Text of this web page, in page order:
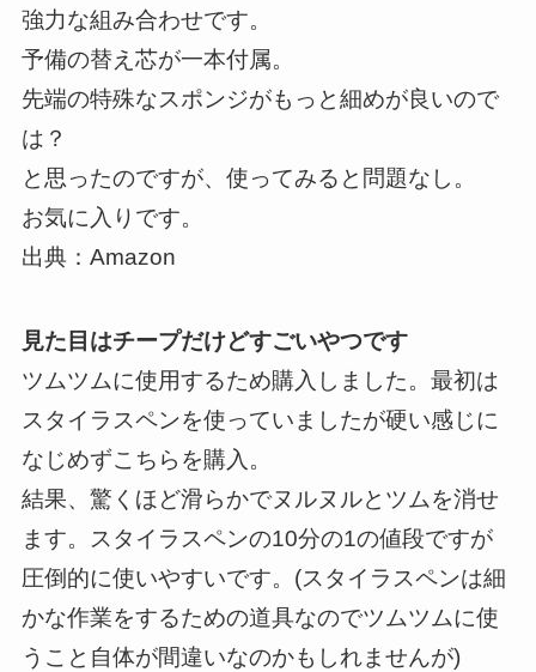
強力な組み合わせです。
予備の替え芯が一本付属。
先端の特殊なスポンジがもっと細めが良いので
は？
と思ったのですが、使ってみると問題なし。
お気に入りです。
出典：Amazon
見た目はチープだけどすごいやつです
ツムツムに使用するため購入しました。最初は
スタイラスペンを使っていましたが硬い感じに
なじめずこちらを購入。
結果、驚くほど滑らかでヌルヌルとツムを消せ
ます。スタイラスペンの10分の1の値段ですが
圧倒的に使いやすいです。(スタイラスペンは細
かな作業をするための道具なのでツムツムに使
うこと自体が間違いなのかもしれませんが)